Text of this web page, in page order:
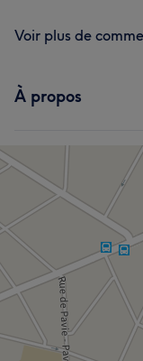
Voir plus de
À propos